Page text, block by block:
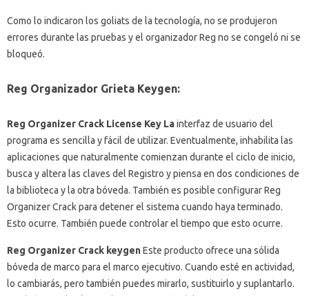
Como lo indicaron los goliats de la tecnología, no se produjeron
errores durante las pruebas y el organizador Reg no se congeló ni se
bloqueó.
Reg Organizador Grieta Keygen:
Reg Organizer Crack License Key Lainterfaz de usuario del
programa es sencilla y fácil de utilizar. Eventualmente, inhabilita las
aplicaciones que naturalmente comienzan durante el ciclo de inicio,
busca y altera las claves del Registro y piensa en dos condiciones de
la biblioteca y la otra bóveda. También es posible configurar Reg
Organizer Crack para detener el sistema cuando haya terminado.
Esto ocurre. También puede controlar el tiempo que esto ocurre.
Reg Organizer Crack keygenEste producto ofrece una sólida
bóveda de marco para el marco ejecutivo. Cuando esté en actividad,
lo cambiarás, pero también puedes mirarlo, sustituirlo y suplantarlo.